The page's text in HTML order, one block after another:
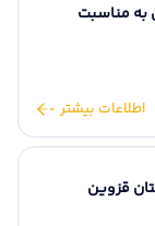
به مناسبت
اطلاعات بیشتر
قزوین